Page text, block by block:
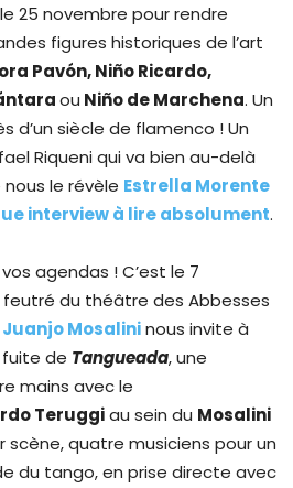
25 novembre pour rendre
figures historiques de l’art
Pavón, Niño Ricardo,
ou Niño de Marchena. Un
d’un siècle de flamenco ! Un
Riqueni qui va bien au-delà
le révèle Estrella Morente
interview à lire absolument.
agendas ! C’est le 7
feutré du théâtre des Abbesses
Juanjo Mosalininous invite à
fuite de Tangueada, une
mains avec le
Teruggiau sein du Mosalini
scène, quatre musiciens pour un
du tango, en prise directe avec